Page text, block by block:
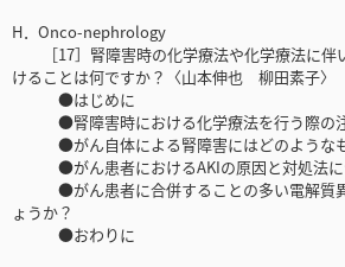
H．Onco-nephrology
［17］腎障害時の化学療法や化学療法に伴
けることは何ですか？〈山本伸也 柳田素子〉
●はじめに
●腎障害時における化学療法を行う際の注
●がん自体による腎障害にはどのようなも
●がん患者におけるAKIの原因と対処法に
●がん患者に合併することの多い電解質異
ょうか？
●おわりに